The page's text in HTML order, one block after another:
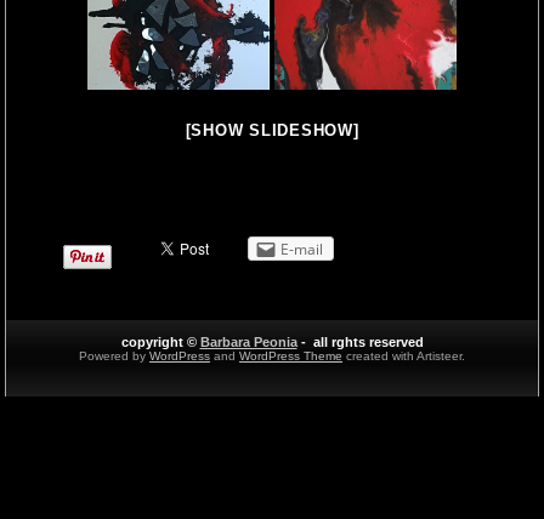
[SHOW SLIDESHOW]
E-mail
copyright © Barbara Peonia- all rghts reserved
Powered by WordPress and WordPress Theme created with Artisteer.